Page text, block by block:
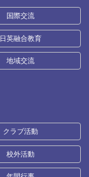
国際交流
日英融合教育
地域交流
クラブ活動
校外活動